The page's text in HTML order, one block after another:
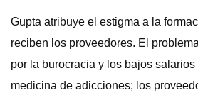
Gupta atribuye el estigma a la
reciben los proveedores. El
por la burocracia y los bajos
medicina de adicciones; los